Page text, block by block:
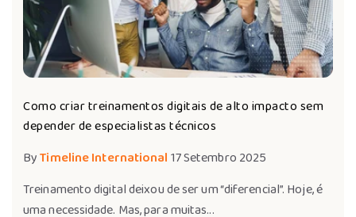
Como criar treinamentos digitais de alto impacto sem
depender de especialistas técnicos
ByTimeline International 17 Setembro 2025
Treinamento digital deixou de ser um “diferencial”. Hoje, é
uma necessidade. Mas, para muitas...